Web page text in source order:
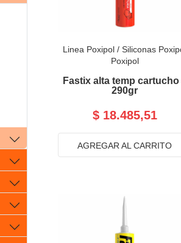
Linea Poxipol /Siliconas
Poxipol
Fastix alta temp cartucho
290gr
$ 18.485,51
AGREGAR AL CARRITO